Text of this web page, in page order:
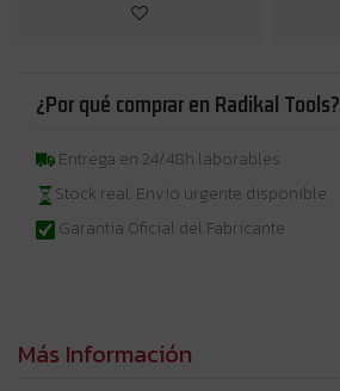
¿Por qué comprar en Radikal Tools?
Entrega en 24/48h laborables
Stock real. Envío urgente disponible
Garantia Oficial del Fabricante
Más Información